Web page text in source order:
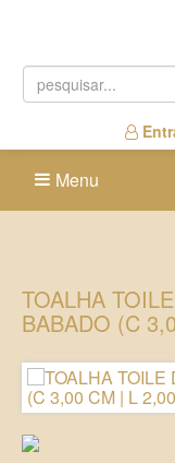
Menu
TOALHA
BABADO (C